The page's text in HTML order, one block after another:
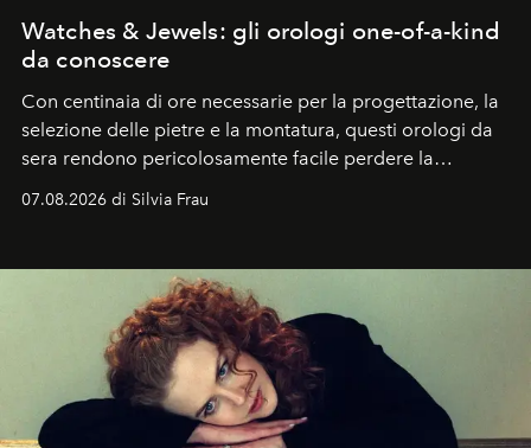
Watches & Jewels: gli orologi one-of-a-kind
da conoscere
Con centinaia di ore necessarie per la progettazione, la
selezione delle pietre e la montatura, questi orologi da
sera rendono pericolosamente facile perdere la
07.08.2026 di Silvia Frau